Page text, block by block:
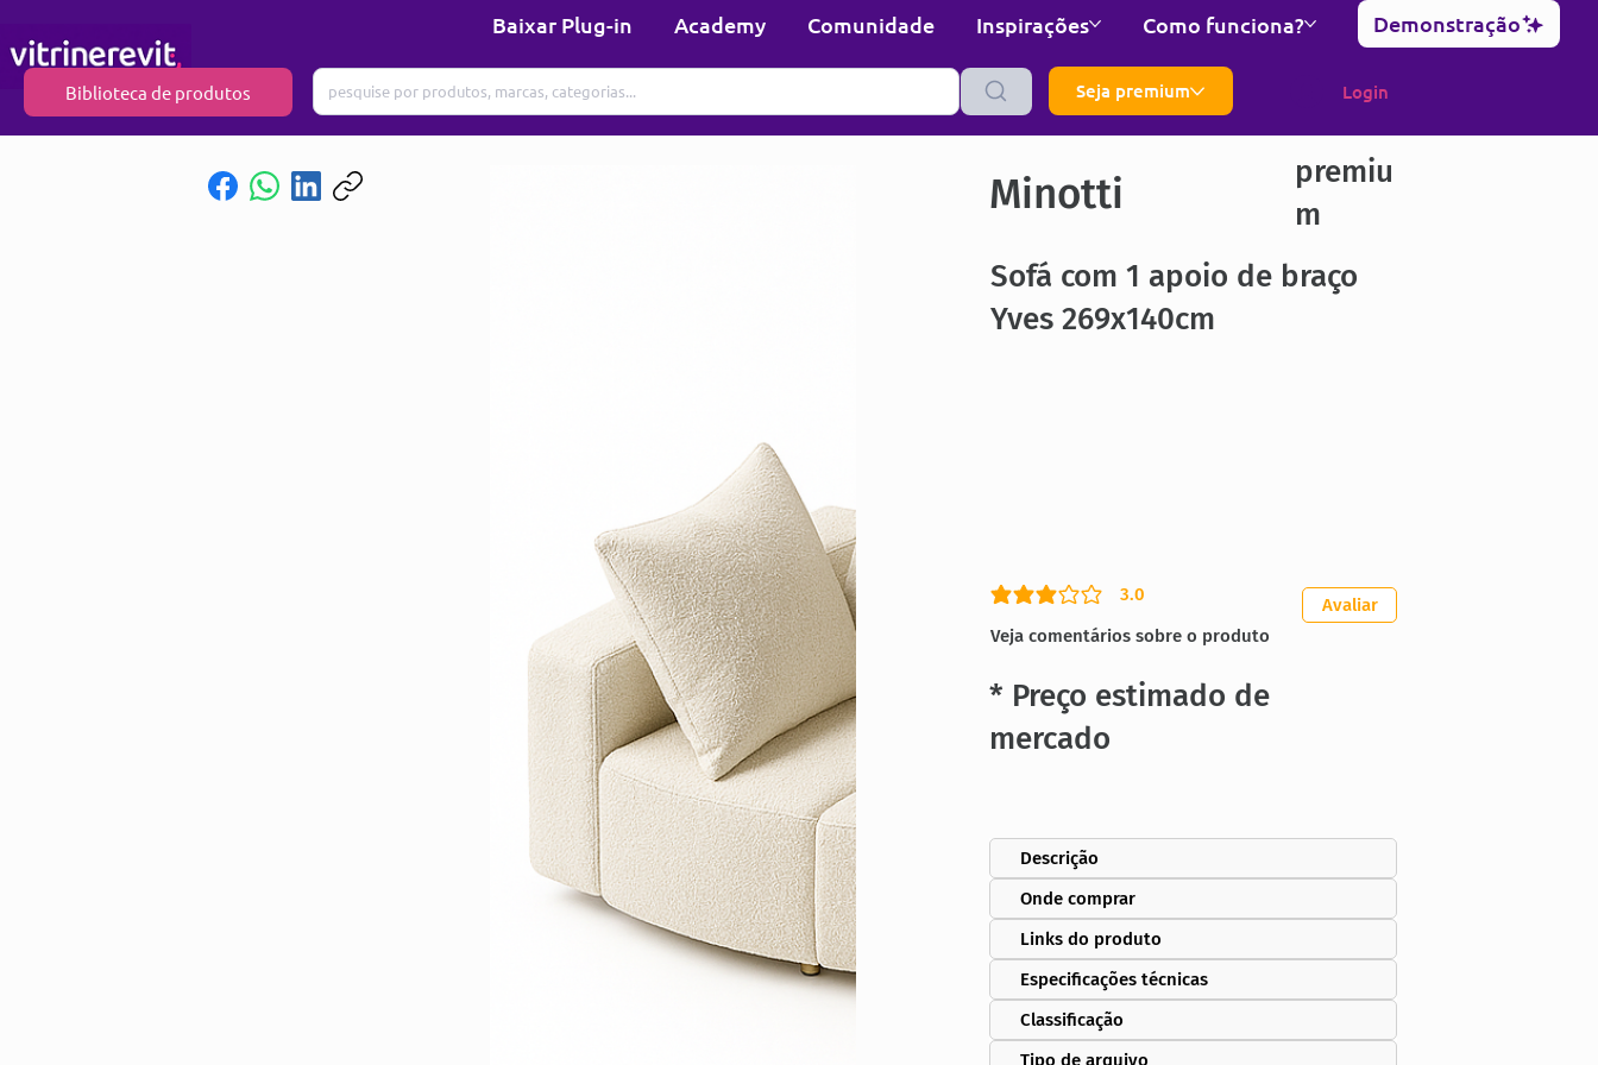
Baixar Plug-in Academy Comunidade Inspirações Como funciona? Demonstração
Biblioteca de produtos Seja premium Login
Minotti
premiu
m
Sofá com 1 apoio de braço
Yves 269x140cm
3.0
classificação média é 3 de 5
Veja comentários sobre o produto
Avaliar
* Preço estimado de
mercado
Descrição
Onde comprar
Links do produto
Especificações técnicas
Classificação
Tipo de arquivo